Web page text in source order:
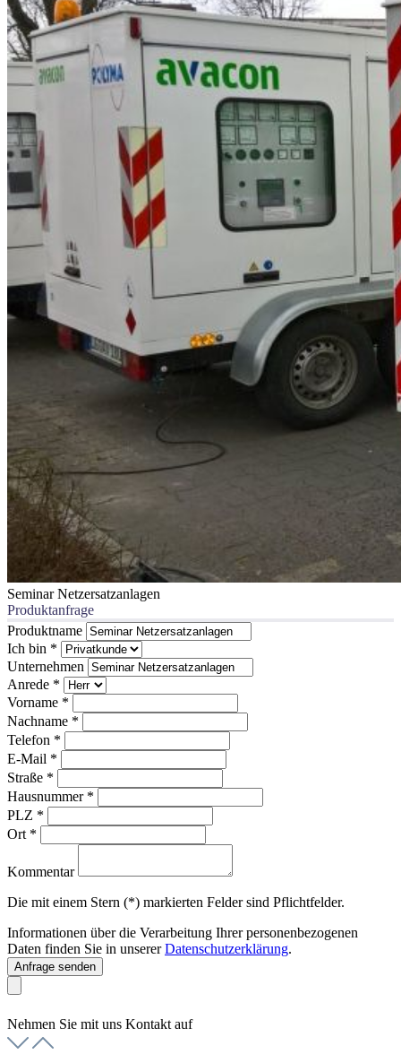
Seminar Netzersatzanlagen
Produktanfrage
Produktname
Ich bin *
Unternehmen
Anrede *
Vorname *
Nachname *
Telefon *
E-Mail *
Straße *
Hausnummer *
PLZ *
Ort *
Kommentar
Die mit einem Stern (*) markierten Felder sind Pflichtfelder.
Informationen über die Verarbeitung Ihrer personenbezogenen
Daten finden Sie in unsererDatenschutzerklärung.
Anfrage senden
Nehmen Sie mit uns Kontakt auf